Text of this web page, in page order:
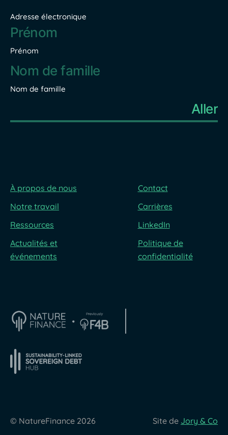
Adresse électronique
Nom
Prénom
Nom de famille
À propos de nous
Notre travail
Ressources
Actualités et
événements
Contact
Carrières
LinkedIn
Politique de
confidentialité
© NatureFinance 2026 Site de Jory & Co